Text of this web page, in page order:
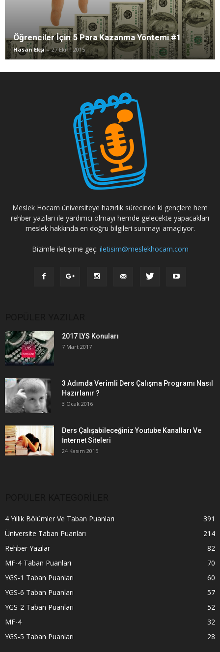
Öğrenciler İçin 5 Para Kazanma Yöntemi #1
Hasan Ekşi - 27 Ekim 2015
Meslek Hocam üniversiteye hazırlık sürecinde ki gençlere hem
rehber yazıları ile yardımcı olmayı hemde gelecekte yapacakları
meslek hakkında en doğru bilgileri sunmayı amaçlıyor.
Bizimle iletişime geç: iletisim@meslekhocam.com
2017 LYS Konuları
7 Mart 2017
3 Adımda Verimli Ders Çalışma Programı Nasıl
Hazırlanır ?
3 Ocak 2016
Ders Çalışabileceğiniz Youtube Kanalları Ve
İnternet Siteleri
24 Kasım 2015
4 Yıllık Bölümler Ve Taban Puanları
391
Üniversite Taban Puanları
214
Rehber Yazılar
82
MF-4 Taban Puanları
70
YGS-1 Taban Puanları
60
YGS-6 Taban Puanları
57
YGS-2 Taban Puanları
52
MF-4
32
YGS-5 Taban Puanları
28